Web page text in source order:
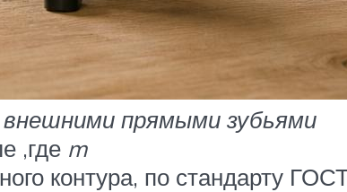
внешними прямыми зубьями
,где m
контура, по стандарту